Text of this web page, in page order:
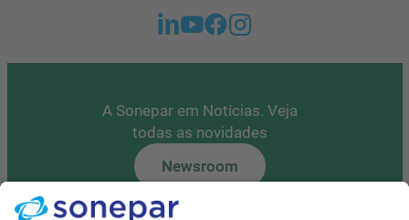
A Sonepar em Notícias. Veja
todas as novidades
Newsroom